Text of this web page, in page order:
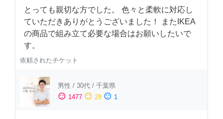
とっても親切な方でした。 色々と柔軟に対応し
ていただきありがとうございました！ またIKEA
の商品で組み立て必要な場合はお願いしたいで
す。
依頼されたチケット
男性 / 30代 / 千葉県
sentiment_satisfied 1477 sentiment_neutral 28 sentiment_dissatisfied 1